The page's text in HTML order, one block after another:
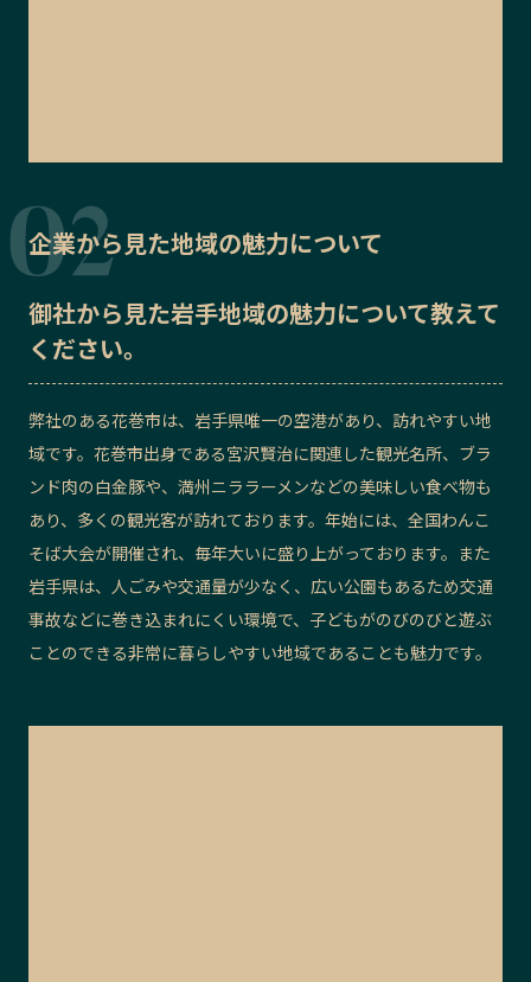
企業から見た地域の魅力について
御社から見た岩手地域の魅力について教えて
ください。
弊社のある花巻市は、岩手県唯一の空港があり、訪れやすい地
域です。花巻市出身である宮沢賢治に関連した観光名所、ブラ
ンド肉の白金豚や、満州ニララーメンなどの美味しい食べ物も
あり、多くの観光客が訪れております。年始には、全国わんこ
そば大会が開催され、毎年大いに盛り上がっております。また
岩手県は、人ごみや交通量が少なく、広い公園もあるため交通
事故などに巻き込まれにくい環境で、子どもがのびのびと遊ぶ
ことのできる非常に暮らしやすい地域であることも魅力です。